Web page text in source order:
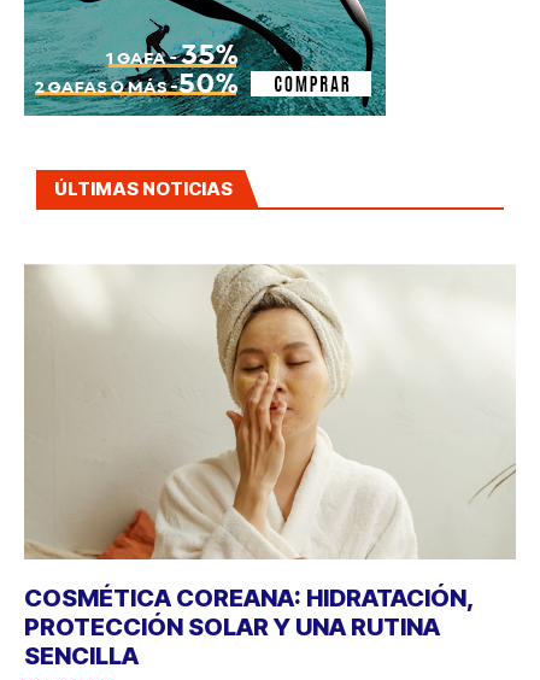
ÚLTIMAS NOTICIAS
COSMÉTICA COREANA: HIDRATACIÓN,
PROTECCIÓN SOLAR Y UNA RUTINA
SENCILLA